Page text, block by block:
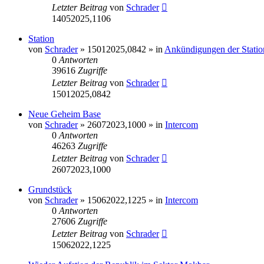
Letzter Beitrag von Schrader
14052025,1106
Station
von Schrader» 15012025,0842 » in Ankündigungen der
0 Antworten
39616 Zugriffe
Letzter Beitrag von Schrader
15012025,0842
Neue Geheim Base
von Schrader» 26072023,1000 » in Intercom
0 Antworten
46263 Zugriffe
Letzter Beitrag von Schrader
26072023,1000
Grundstück
von Schrader» 15062022,1225 » in Intercom
0 Antworten
27606 Zugriffe
Letzter Beitrag von Schrader
15062022,1225